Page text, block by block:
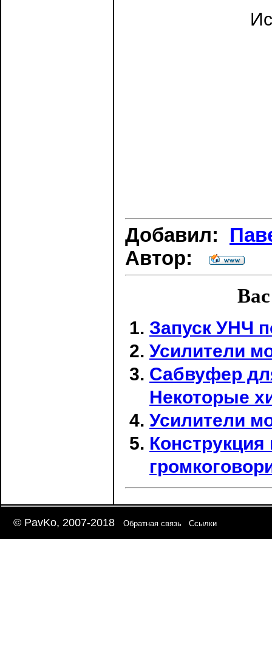
Добавил:
Автор:
Запуск УНЧ
Усилители
Сабвуфер
Некоторые
Усилители
Конструкция
© PavKo, 2007-2018 Обратная связь Ссылки